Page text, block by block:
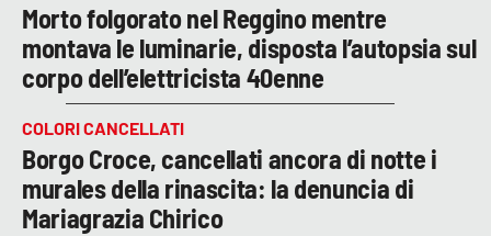
Morto folgorato nel Reggino mentre
montava le luminarie, disposta l’autopsia sul
corpo dell’elettricista 40enne
COLORI CANCELLATI
Borgo Croce, cancellati ancora di notte i
murales della rinascita: la denuncia di
Mariagrazia Chirico